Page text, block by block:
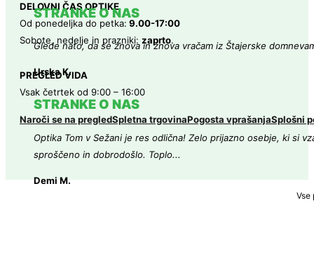
STRANKE O NAS
Glede nato, da se znova in znova vračam iz Štajerske
Urska K.
STRANKE O NAS
Optika Tom v Sežani je res odlična! Zelo prijazno osebje, ki si
sproščeno in dobrodošlo. Toplo...
Demi M.
DELOVNI ČAS OPTIKE
Od ponedeljka do petka: 9.00-17:00
Sobote, nedelje in prazniki: zaprto.
PREGLED VIDA
Vsak četrtek od 9:00 – 16:00
Naroči se na pregledSpletna trgovinaPogosta vprašanjaSplošni
Vse